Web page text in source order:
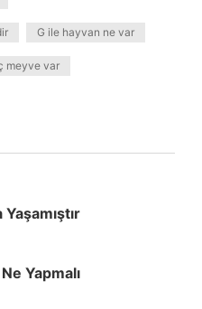
G ile hayvan ne var
meyve var
Yapmalı